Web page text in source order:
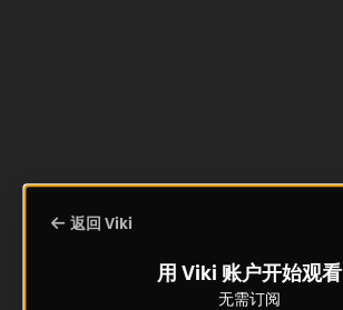
返回 Viki
用 Viki 账户开始观看
无需订阅